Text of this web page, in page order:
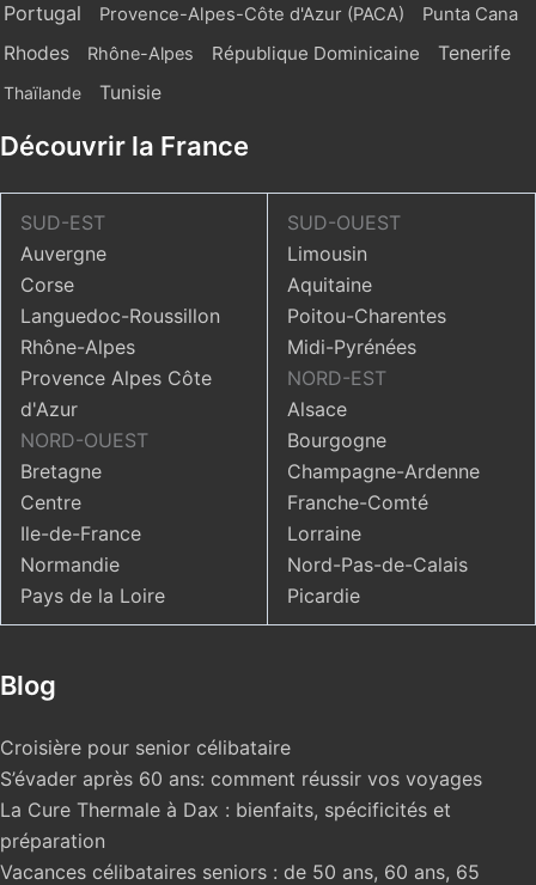
Portugal Provence-Alpes-Côte d'Azur (PACA) Punta Cana
Rhodes Rhône-Alpes République Dominicaine Tenerife
Thaïlande Tunisie
Découvrir la France
SUD-EST
Auvergne
Corse
Languedoc-Roussillon
Rhône-Alpes
Provence Alpes Côte
d'Azur
NORD-OUEST
Bretagne
Centre
Ile-de-France
Normandie
Pays de la Loire
SUD-OUEST
Limousin
Aquitaine
Poitou-Charentes
Midi-Pyrénées
NORD-EST
Alsace
Bourgogne
Champagne-Ardenne
Franche-Comté
Lorraine
Nord-Pas-de-Calais
Picardie
Blog
Croisière pour senior célibataire
S’évader après 60 ans: comment réussir vos voyages
La Cure Thermale à Dax : bienfaits, spécificités et
préparation
Vacances célibataires seniors : de 50 ans, 60 ans, 65